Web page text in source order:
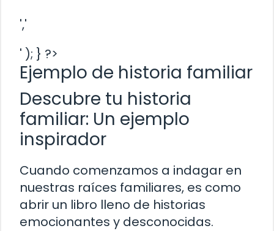
','
' ); } ?>
Ejemplo de historia familiar
Descubre tu historia
familiar: Un ejemplo
inspirador
Cuando comenzamos a indagar en
nuestras raíces familiares, es como
abrir un libro lleno de historias
emocionantes y desconocidas.